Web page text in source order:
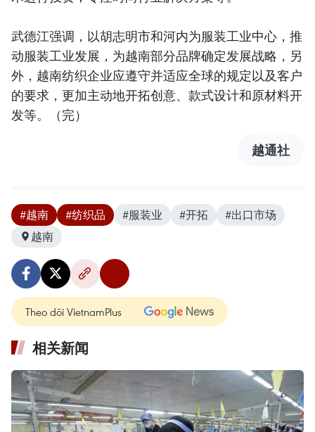
武德江强调，以胡志明市和河内为服装工业中心，推
动服装工业发展，为越南部分品牌确定发展战略，另
外，越南纺织企业应遵守并适应全球的规定以及客户
的要求，更加主动地开拓创意、款式设计和原材料开
发等。（完）
越通社
#越南 #纺织品 #服装业 #开拓
#出口市场
越南
Theo dõi VietnamPlus
相关新闻